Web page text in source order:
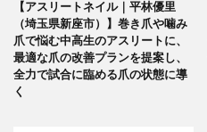
【アスリートネイル｜平林優里
（埼玉県新座市）】巻き爪や噛み
爪で悩む中高生のアスリートに、
最適な爪の改善プランを提案し、
全力で試合に臨める爪の状態に導
く